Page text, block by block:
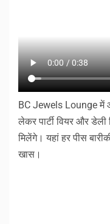
BC Jewels Lounge में
लेकर पार्टी वियर और
मिलेंगे। यहां हर पीस
खास।